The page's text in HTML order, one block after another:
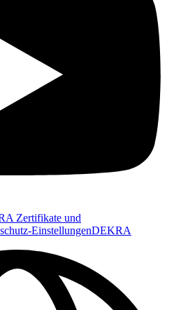
Zertifikate und
EinstellungenDEKRA